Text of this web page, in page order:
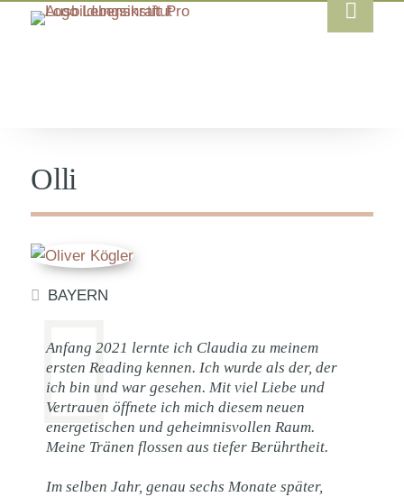
Olli
BAYERN
Anfang 2021 lernte ich Claudia zu meinem
ersten Reading kennen. Ich wurde als der, der
ich bin und war gesehen. Mit viel Liebe und
Vertrauen öffnete ich mich diesem neuen
energetischen und geheimnisvollen Raum.
Meine Tränen flossen aus tiefer Berührtheit.
Im selben Jahr, genau sechs Monate später,